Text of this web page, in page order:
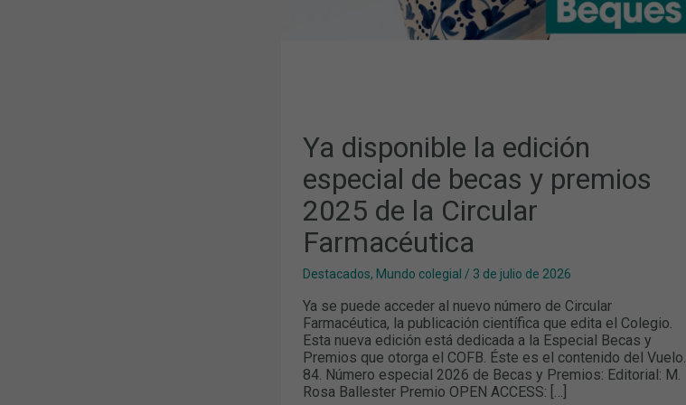
Ya disponible la edición
especial de becas y premios
2025 de la Circular
Farmacéutica
Destacados, Mundo colegial / 3 de julio de 2026
Ya se puede acceder al nuevo número de Circular
Farmacéutica, la publicación científica que edita el Colegio.
Esta nueva edición está dedicada a la Especial Becas y
Premios que otorga el COFB. Éste es el contenido del Vuelo.
84. Número especial 2026 de Becas y Premios: Editorial: M.
Rosa Ballester Premio OPEN ACCESS: […]
FARMACÉUTICA